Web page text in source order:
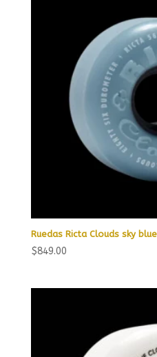
Ruedas Ricta Clouds sky blue
$849.00